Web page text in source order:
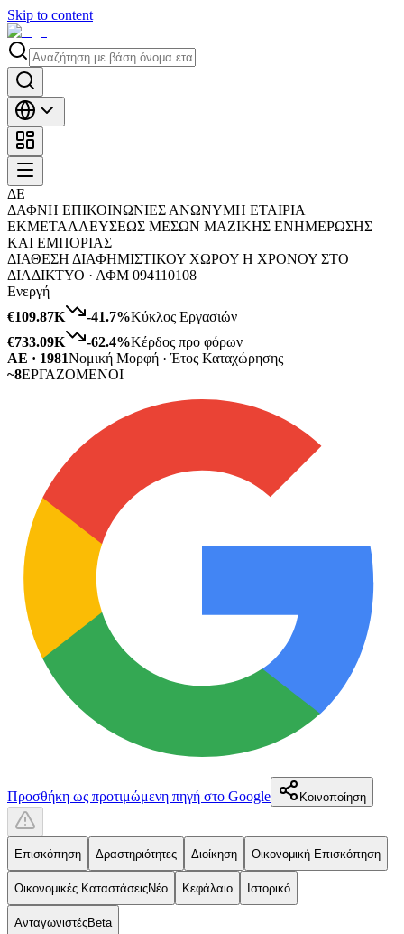
Skip to content
ΔΕ
ΔΑΦΝΗ ΕΠΙΚΟΙΝΩΝΙΕΣ ΑΝΩΝΥΜΗ ΕΤΑΙΡΙΑ
ΕΚΜΕΤΑΛΛΕΥΣΕΩΣ ΜΕΣΩΝ ΜΑΖΙΚΗΣ ΕΝΗΜΕΡΩΣΗΣ
ΚΑΙ ΕΜΠΟΡΙΑΣ
ΔΙΑΘΕΣΗ ΔΙΑΦΗΜΙΣΤΙΚΟΥ ΧΩΡΟΥ Η ΧΡΟΝΟΥ ΣΤΟ
ΔΙΑΔΙΚΤΥΟ · ΑΦΜ 094110108
Ενεργή
€109.87K
-41.7%Κύκλος Εργασιών
€733.09K
-62.4%Κέρδος προ φόρων
ΑΕ · 1981Νομική Μορφή · Έτος Καταχώρησης
~8ΕΡΓΑΖΟΜΕΝΟΙ
Προσθήκη ως προτιμώμενη πηγή στο Google Κοινοποίηση
Επισκόπηση Δραστηριότητες Διοίκηση Οικονομική Επισκόπηση
Οικονομικές ΚαταστάσειςΝέο Κεφάλαιο Ιστορικό
ΑνταγωνιστέςBeta